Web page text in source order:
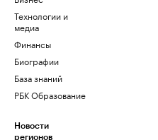
Технологии и
медиа
Финансы
Биографии
База знаний
РБК Образование
Новости
регионов